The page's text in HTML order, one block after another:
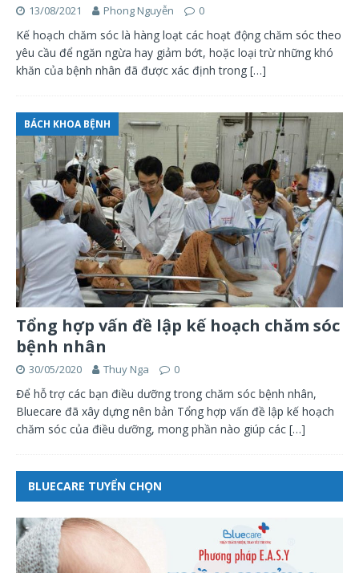
13/08/2021 Phong Nguyễn 0
Kế hoạch chăm sóc là hàng loạt các hoạt động chăm sóc theo
yêu cầu để ngăn ngừa hay giảm bớt, hoặc loại trừ những khó
khăn của bệnh nhân đã được xác định trong […]
BÁCH KHOA BỆNH
Tổng hợp vấn đề lập kế hoạch chăm sóc
bệnh nhân
30/05/2020 Thuy Nga 0
Để hỗ trợ các bạn điều dưỡng trong chăm sóc bệnh nhân,
Bluecare đã xây dựng nên bản Tổng hợp vấn đề lập kế hoạch
chăm sóc của điều dưỡng, mong phần nào giúp các […]
BLUECARE TUYỂN CHỌN